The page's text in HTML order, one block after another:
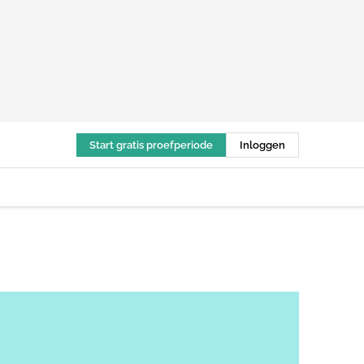
Start gratis proefperiode Inloggen